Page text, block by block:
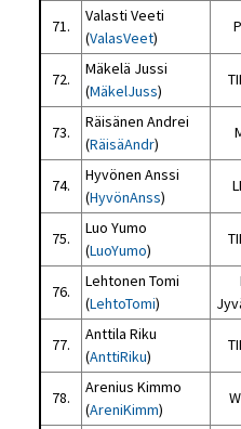
71.
Valasti Veeti
(ValasVeet)
72.
Mäkelä Jussi
(MäkelJuss)
73.
Räisänen Andrei
(RäisäAndr)
74.
Hyvönen Anssi
(HyvönAnss)
75.
Luo Yumo
(LuoYumo)
76.
Lehtonen Tomi
(LehtoTomi)
77.
Anttila Riku
(AnttiRiku)
78.
Arenius Kimmo
(AreniKimm)